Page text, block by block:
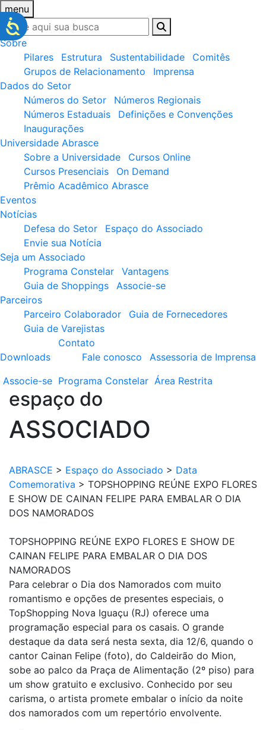
menu
Sobre
Pilares
Estrutura Sustentabilidade
Comitês
Grupos de Relacionamento
Imprensa
Dados do Setor
Números do Setor
Números Regionais
Números Estaduais
Definições e Convenções
Inaugurações
Universidade Abrasce
Sobre a Universidade
Cursos Online
Cursos Presenciais
On Demand
Prêmio Acadêmico Abrasce
Eventos
Notícias
Defesa do Setor
Espaço do Associado
Envie sua Notícia
Seja um Associado
Programa Constelar
Vantagens
Guia de Shoppings
Associe-se
Parceiros
Parceiro Colaborador
Guia de Fornecedores
Guia de Varejistas
Downloads
Contato
Fale conosco
Assessoria de Imprensa
Associe-se Programa Constelar Área Restrita
espaço do
ASSOCIADO
ABRASCE > Espaço do Associado > Data
Comemorativa > TOPSHOPPING REÚNE EXPO FLORES
E SHOW DE CAINAN FELIPE PARA EMBALAR O DIA
DOS NAMORADOS
TOPSHOPPING REÚNE EXPO FLORES E SHOW DE
CAINAN FELIPE PARA EMBALAR O DIA DOS
NAMORADOS
Para celebrar o Dia dos Namorados com muito
romantismo e opções de presentes especiais, o
TopShopping Nova Iguaçu (RJ) oferece uma
programação especial para os casais. O grande
destaque da data será nesta sexta, dia 12/6, quando o
cantor Cainan Felipe (foto), do Caldeirão do Mion,
sobe ao palco da Praça de Alimentação (2º piso) para
um show gratuito e exclusivo. Conhecido por seu
carisma, o artista promete embalar o início da noite
dos namorados com um repertório envolvente.